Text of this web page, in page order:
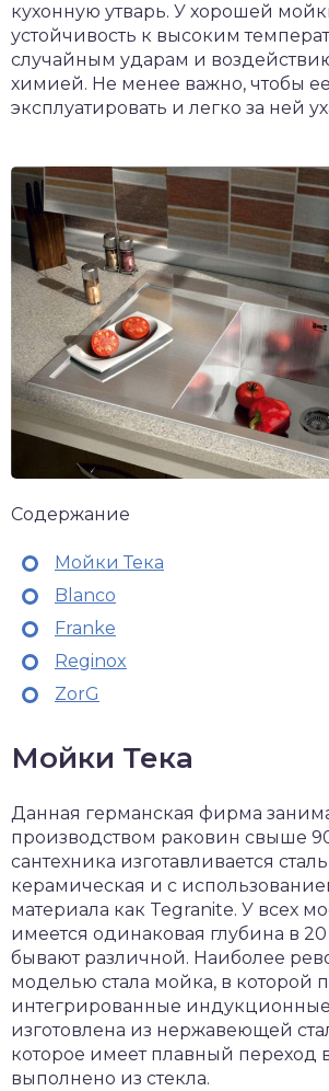
кухонную утварь. У хорошей
устойчивость к высоким
случайным ударам и
химией. Не менее важно, чтобы
эксплуатировать и легко за ней
Содержание
Мойки Тека
Blanco
Franke
Reginox
ZorG
Мойки Тека
Данная германская фирма
производством раковин свыше
сантехника изготавливается
керамическая и с
материала как Tegranite. У всех
имеется одинаковая глубина в
бывают различной. Наиболее
моделью стала мойка, в которой
интегрированные
изготовлена из нержавеющей
которое имеет плавный переход
выполнено из стекла.